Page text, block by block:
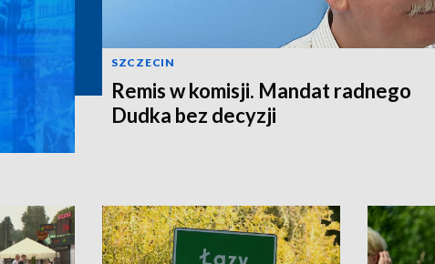
SZCZECIN
Remis w komisji. Mandat radnego
Dudka bez decyzji